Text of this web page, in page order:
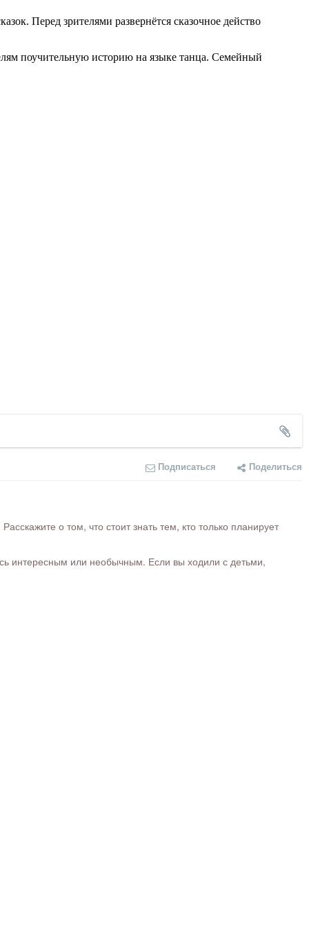
Перед зрителями развернётся сказочное действо
поучительную историю на языке танца. Семейный
Подписаться Поделиться
о том, что стоит знать тем, кто только планирует
интересным или необычным. Если вы ходили с детьми,